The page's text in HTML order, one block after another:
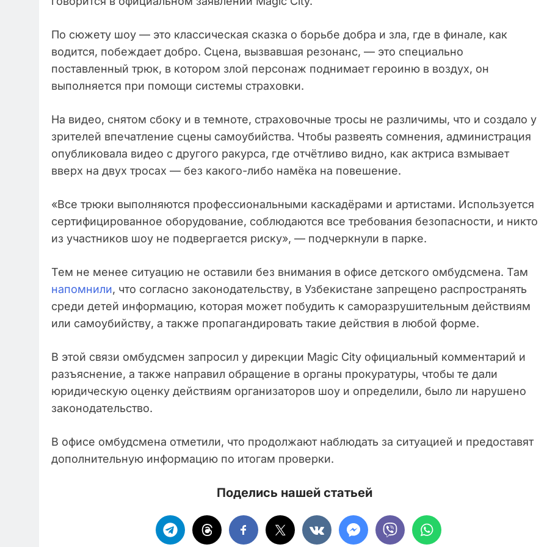
По сюжету шоу — это классическая сказка о борьбе добра и зла, где в финале, как
водится, побеждает добро. Сцена, вызвавшая резонанс, — это специально
поставленный трюк, в котором злой персонаж поднимает героиню в воздух, он
выполняется при помощи системы страховки.
На видео, снятом сбоку и в темноте, страховочные тросы не различимы, что и создало у
зрителей впечатление сцены самоубийства. Чтобы развеять сомнения, администрация
опубликовала видео с другого ракурса, где отчётливо видно, как актриса взмывает
вверх на двух тросах — без какого-либо намёка на повешение.
«Все трюки выполняются профессиональными каскадёрами и артистами. Используется
сертифицированное оборудование, соблюдаются все требования безопасности, и никто
из участников шоу не подвергается риску», — подчеркнули в парке.
Тем не менее ситуацию не оставили без внимания в офисе детского омбудсмена. Там
напомнили, что согласно законодательству, в Узбекистане запрещено распространять
среди детей информацию, которая может побудить к саморазрушительным действиям
или самоубийству, а также пропагандировать такие действия в любой форме.
В этой связи омбудсмен запросил у дирекции Magic City официальный комментарий и
разъяснение, а также направил обращение в органы прокуратуры, чтобы те дали
юридическую оценку действиям организаторов шоу и определили, было ли нарушено
законодательство.
В офисе омбудсмена отметили, что продолжают наблюдать за ситуацией и предоставят
дополнительную информацию по итогам проверки.
Поделись нашей статьей